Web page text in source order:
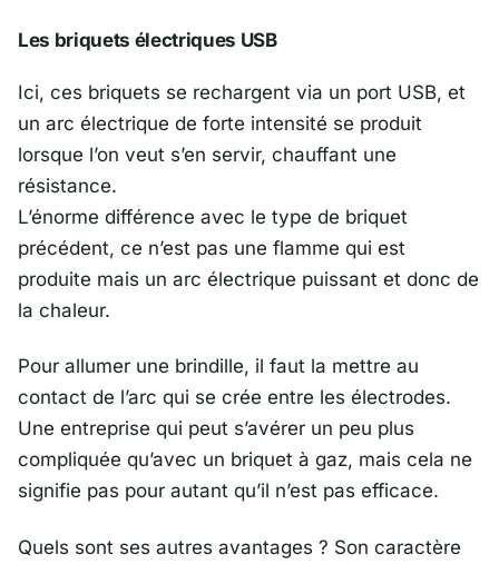
Les briquets électriques USB
Ici, ces briquets se rechargent via un port USB, et
un arc électrique de forte intensité se produit
lorsque l’on veut s’en servir, chauffant une
résistance.
L’énorme différence avec le type de briquet
précédent, ce n’est pas une flamme qui est
produite mais un arc électrique puissant et donc de
la chaleur.
Pour allumer une brindille, il faut la mettre au
contact de l’arc qui se crée entre les électrodes.
Une entreprise qui peut s’avérer un peu plus
compliquée qu’avec un briquet à gaz, mais cela ne
signifie pas pour autant qu’il n’est pas efficace.
Quels sont ses autres avantages ? Son caractère